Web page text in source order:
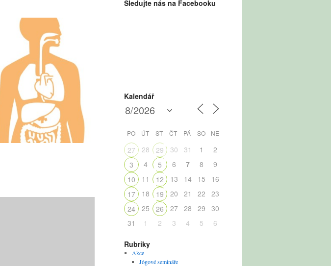
Sledujte nás na Facebooku
Kalendář
PO ÚT ST ČT PÁ SO NE
27 28 29 30 31 1
2
3
4 5 6 7 8
9
10
11 12 13 14 15
16
17
18 19 20 21 22
23
24
25 26 27 28 29
30
31
1 2 3 4 5 6
Rubriky
Akce
Jógové semináře